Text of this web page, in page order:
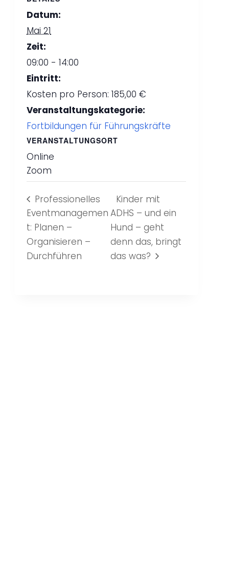
Datum:
Mai 21
Zeit:
09:00 - 14:00
Eintritt:
Kosten pro Person: 185,00 €
Veranstaltungskategorie:
Fortbildungen für Führungskräfte
VERANSTALTUNGSORT
Online
Zoom
Professionelles
Eventmanagemen
t: Planen –
Organisieren –
Durchführen
Kinder mit
ADHS – und ein
Hund – geht
denn das, bringt
das was?